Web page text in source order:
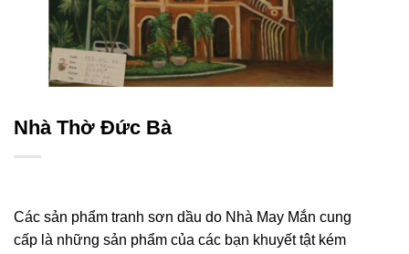
Nhà Thờ Đức Bà
Các sản phẩm tranh sơn dầu do Nhà May Mắn cung
cấp là những sản phẩm của các bạn khuyết tật kém